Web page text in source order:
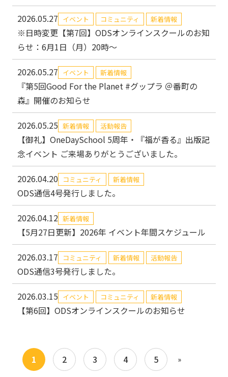
2026.05.27 イベント コミュニティ 新着情報
※日時変更【第7回】ODSオンラインスクールのお知
らせ：6月1日（月）20時～
2026.05.27 イベント 新着情報
『第5回Good For the Planet #グップラ ＠番町の
森』開催のお知らせ
2026.05.25 新着情報 活動報告
【御礼】OneDaySchool 5周年・『福が香る』出版記
念イベント ご来場ありがとうございました。
2026.04.20 コミュニティ 新着情報
ODS通信4号発行しました。
2026.04.12 新着情報
【5月27日更新】2026年 イベント年間スケジュール
2026.03.17 コミュニティ 新着情報 活動報告
ODS通信3号発行しました。
2026.03.15 イベント コミュニティ 新着情報
【第6回】ODSオンラインスクールのお知らせ
1 2 3 4 5 »